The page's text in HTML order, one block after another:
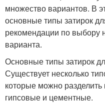
множество вариантов. В
основные типы затирок
рекомендации по выбору
варианта.
Основные типы затирок
Существует несколько
которые можно
гипсовые и цементные.